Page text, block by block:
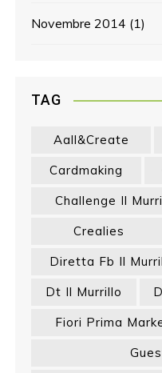
Novembre 2014 (1)
TAG
Aall&create
Cardmaking
Challenge Il
Crealies
Diretta Fb Il
Dt Il Murrillo
Fiori Prima